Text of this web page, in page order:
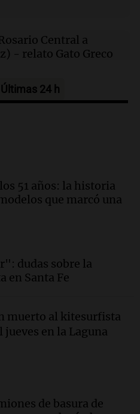
Central a
- relato Gato Greco
urbano y casa
puertas mañana con
y sorpresas
una casa del
municipios
Central a
contra) - relato
de vino
el fin de semana
Últimas 24 h
51 años: la historia
que marcó una
dudas sobre la
en Santa Fe
muerto al kitesurfista
jueves en la Laguna
de basura de